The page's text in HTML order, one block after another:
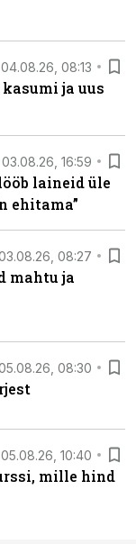
04.08.26, 08:13
ja uus
03.08.26, 16:59
laineid üle
ehitama”
08:27
mahtu ja
08:30
05.08.26, 10:40
mille hind